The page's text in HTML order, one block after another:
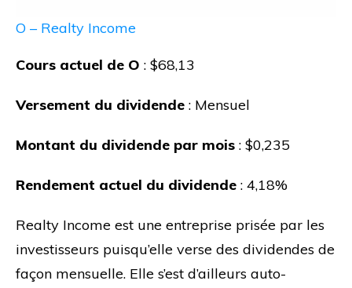
O – Realty Income
Cours actuel de O : $68,13
Versement du dividende : Mensuel
Montant du dividende par mois : $0,235
Rendement actuel du dividende : 4,18%
Realty Income est une entreprise prisée par les
investisseurs puisqu’elle verse des dividendes de
façon mensuelle. Elle s’est d’ailleurs auto-